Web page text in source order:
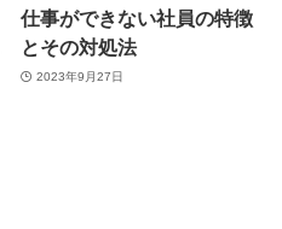
仕事ができない社員の特徴
とその対処法
2023年9月27日